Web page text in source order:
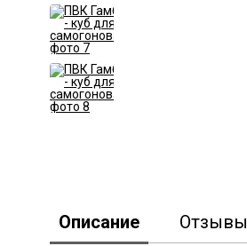
Описание Отзывы